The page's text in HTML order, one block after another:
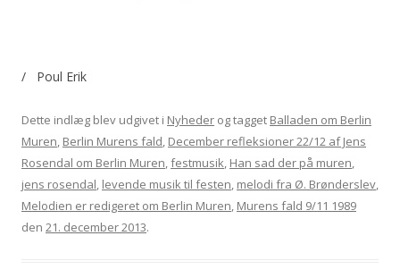
/ Poul Erik
Dette indlæg blev udgivet i Nyheder og tagget Balladen om Berlin
Muren, Berlin Murens fald, December refleksioner 22/12 af Jens
Rosendal om Berlin Muren,festmusik, Han sad der på muren,
jens rosendal, levende musik til festen, melodi fra Ø. Brønderslev,
Melodien er redigeret om Berlin Muren, Murens fald 9/11 1989
den 21. december 2013.